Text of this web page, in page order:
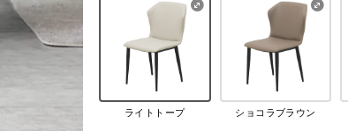
ライトトープ ショコラブラウン